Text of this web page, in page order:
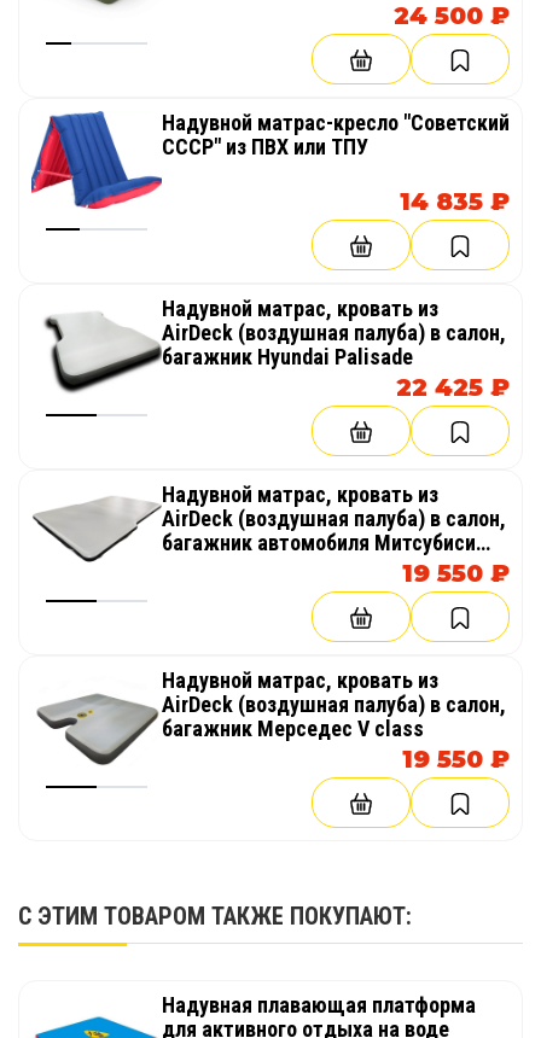
24 500 ₽
Надувной матрас-кресло "Советский
СССР" из ПВХ или ТПУ
14 835 ₽
Надувной матрас, кровать из
AirDeck (воздушная палуба) в салон,
багажник Hyundai Palisade
22 425 ₽
Надувной матрас, кровать из
AirDeck (воздушная палуба) в салон,
багажник автомобиля Митсубиси
19 550 ₽
Надувной матрас, кровать из
AirDeck (воздушная палуба) в салон,
багажник Мерседес V class
19 550 ₽
С ЭТИМ ТОВАРОМ ТАКЖЕ ПОКУПАЮТ:
Надувная плавающая платформа
для активного отдыха на воде